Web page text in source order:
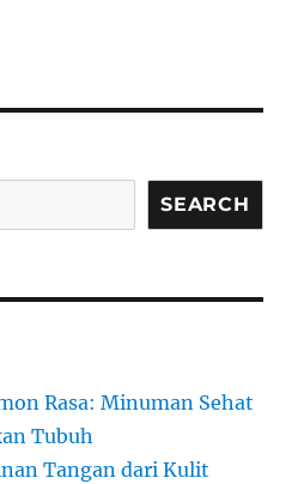
SEARCH
Rasa: Minuman Sehat
Tubuh
Tangan dari Kulit